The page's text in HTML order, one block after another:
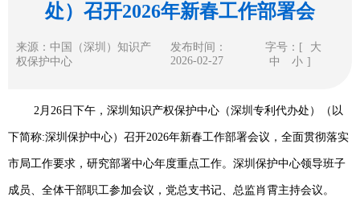
处）召开2026年新春工作部署会
来源：中国（深圳）知识产
权保护中心
发布时间：
2026-02-27
字号：[
大
中
小 ]
2月26日下午，深圳知识产权保护中心（深圳专利代办处）（以
下简称:深圳保护中心）召开2026年新春工作部署会议，全面贯彻落实
市局工作要求，研究部署中心年度重点工作。深圳保护中心领导班子
成员、全体干部职工参加会议，党总支书记、总监肖霄主持会议。